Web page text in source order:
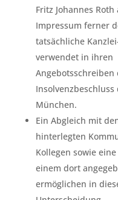
Fritz Johannes
Impressum ferner
tatsächliche
verwendet in ihren
Angebotsschreiben
München.
Ein Abgleich mit
hinterlegten
Kollegen sowie
einem dort
ermöglichen in